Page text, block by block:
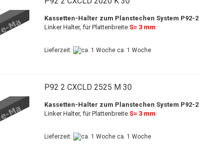
Kassetten-Halter zum Planstechen System P92-2
Linker Halter, für PlattenbreiteS= 3 mm
Lieferzeit: ca. 1 Woche
P92 2 CXCLD 2525 M 30
Kassetten-Halter zum Planstechen System P92-2
Linker Halter, für PlattenbreiteS= 3 mm
Lieferzeit: ca. 1 Woche